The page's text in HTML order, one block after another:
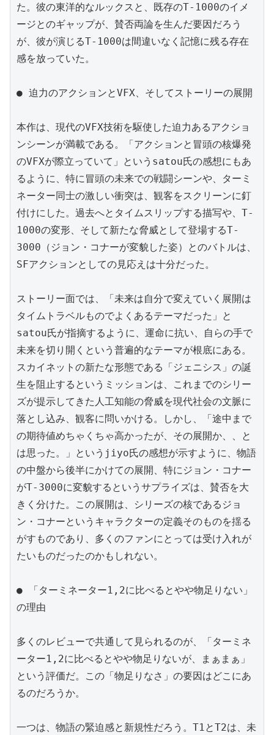
た。彼の東洋的なルックスと、既存のT-1000のイメ
ージとのギャップが、賛否両論を生んだ要因だろう
が、彼が演じるT-1000は間違いなく記憶に残る存在
感を放っていた。
● 迫力のアクションとVFX、そしてストーリーの展開
本作は、現代のVFX技術を駆使した迫力あるアクショ
ンシーンが満載である。「アクションと冒頭の核爆発
のVFXが際立っていて」というsatou氏の感想にもあ
るように、特に冒頭の未来での戦闘シーンや、ターミ
ネーター同士の激しい衝突は、観客をスクリーンに釘
付けにした。過去へとタイムスリップする描写や、T-
1000の変形、そして新たな脅威として登場するT-
3000（ジョン・コナーが変貌した姿）とのバトルは、
SFアクションとしての見応えは十分だった。
ストーリー面では、「未来は自分で変えていく展開は
タイムトラベルものでよくあるテーマだった」と
satou氏が指摘するように、運命に抗い、自らの手で
未来を切り開くという普遍的なテーマが根底にある。
スカイネットの新たな形態である「ジェニシス」の誕
生を阻止するというミッションは、これまでのシリー
ズが提示してきた人工知能の脅威を現代社会の文脈に
落とし込み、観客に問いかける。しかし、「途中まで
の期待値めちゃくちゃ高かったが、その展開か、、と
は思った。」というjiyo氏の感想が示すように、物語
の中盤から後半にかけての展開、特にジョン・コナー
がT-3000に変貌するというサプライズは、賛否を大
きく分けた。この展開は、シリーズの核であるジョ
ン・コナーというキャラクターの定義そのものを揺る
がすものであり、多くのファンにとっては受け入れが
たいものだったのかもしれない。
● 「ターミネーター1,2に比べるとやや物足りない」
の理由
多くのレビューで共通して見られるのが、「ターミネ
ーター1,2に比べるとやや物足りないが、まぁまぁ」
という評価だ。この「物足りなさ」の要因はどこにあ
るのだろうか。
一つは、物語の緊迫感と新規性だろう。T1とT2は、未